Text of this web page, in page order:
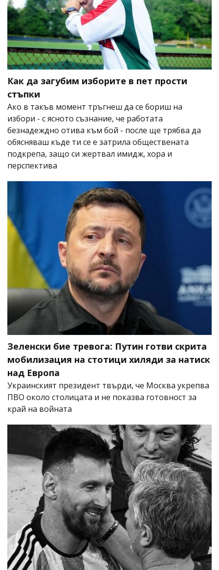
Как да загубим изборите в пет прости
стъпки
Ако в такъв момент тръгнеш да се бориш на
избори - с ясното съзнание, че работата
безнадеждно отива към бой - после ще трябва да
обясняваш къде ти се е затрила обществената
подкрепа, защо си жертвал имидж, хора и
перспектива
Зеленски бие тревога: Путин готви скрита
мобилизация на стотици хиляди за натиск
над Европа
Украинският президент твърди, че Москва укрепва
ПВО около столицата и не показва готовност за
край на войната